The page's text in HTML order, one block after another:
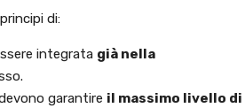
di:
integrata già nella
garantire il massimo livello di